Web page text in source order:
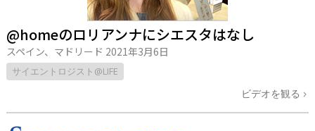
@homeのロリアンナにシエスタはなし
スペイン、マドリード 2021年3月6日
サイエントロジスト@LIFE
ビデオを観る